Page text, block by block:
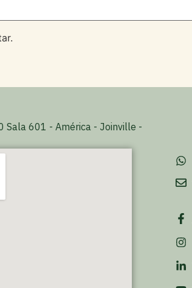
Sala 601 - América - Joinville -